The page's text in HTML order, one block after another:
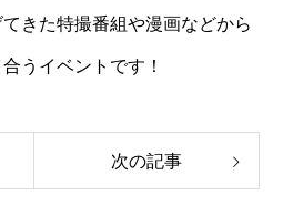
きた特撮番組や漫画などから
うイベントです！
次の記事